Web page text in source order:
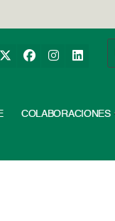
COLABORACIONES